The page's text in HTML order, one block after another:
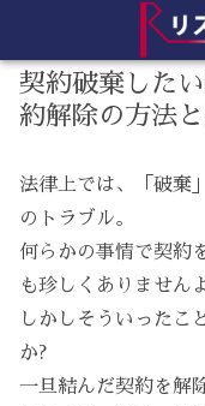
契約破棄した
約解除の方法と
法律上では、「破棄
のトラブル。
何らかの事情で契約
も珍しくありません
しかしそういったこ
か?
一旦結んだ契約を解